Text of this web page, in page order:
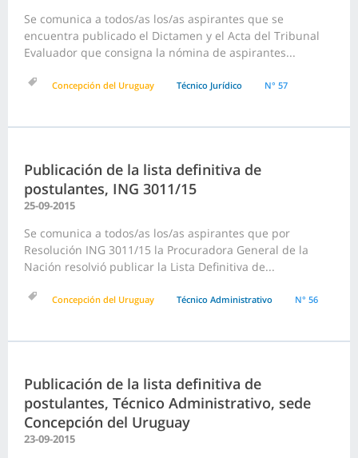
Se comunica a todos/as los/as aspirantes que se
encuentra publicado el Dictamen y el Acta del Tribunal
Evaluador que consigna la nómina de aspirantes...
Concepción del Uruguay Técnico Jurídico N° 57
Publicación de la lista definitiva de
postulantes, ING 3011/15
25-09-2015
Se comunica a todos/as los/as aspirantes que por
Resolución ING 3011/15 la Procuradora General de la
Nación resolvió publicar la Lista Definitiva de...
Concepción del Uruguay Técnico Administrativo N° 56
Publicación de la lista definitiva de
postulantes, Técnico Administrativo, sede
Concepción del Uruguay
23-09-2015